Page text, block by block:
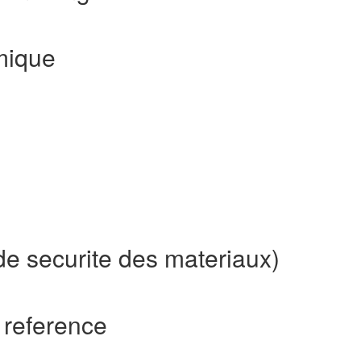
securite des materiaux)